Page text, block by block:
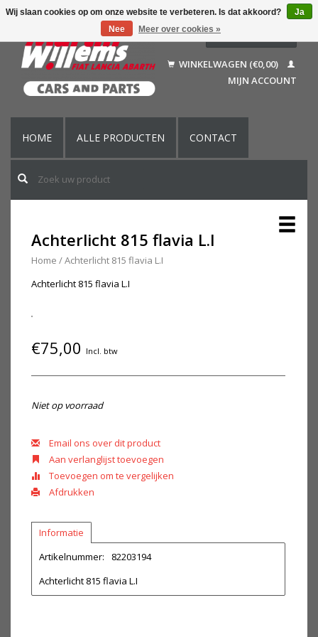
Français
English (US)
WINKELWAGEN (€0,00)
MIJN ACCOUNT
HOME ALLE PRODUCTEN CONTACT
Achterlicht 815 flavia L.I
Home /Achterlicht 815 flavia L.I
Achterlicht 815 flavia L.I
€75,00 Incl. btw
Niet op voorraad
Email ons over dit product
Aan verlanglijst toevoegen
Toevoegen om te vergelijken
Afdrukken
Informatie
Artikelnummer:
82203194
Achterlicht 815 flavia L.I
Wij slaan cookies op om onze website te verbeteren. Is dat akkoord?
Ja
Nee
Meer over cookies »